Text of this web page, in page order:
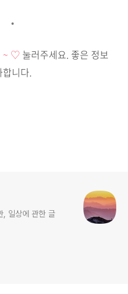
~ ♡ 눌러주세요. 좋은 정보
니다.
, 일상에 관한 글